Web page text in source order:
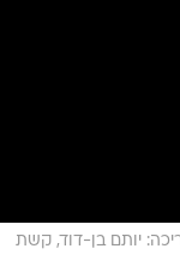
יותם בן-דוד, קשת